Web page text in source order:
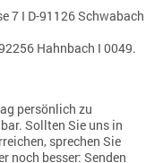
7 I D-91126 Schwabach
Hahnbach I 0049.
persönlich zu
Sollten Sie uns in
sprechen Sie
noch besser: Senden